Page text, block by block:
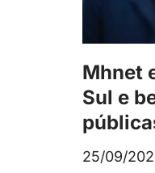
Mhnet
Sul e
25/09/